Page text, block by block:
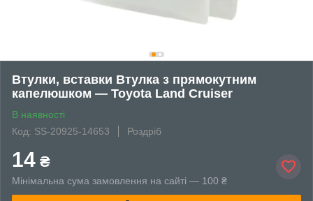
Втулки, вставки Втулка з прямокутним
капелюшком — Toyota Land Cruiser
В наявності
Код: SS-20925-14653
Роздріб
14 ₴
Мінімальна сума замовлення на сайті — 100 ₴